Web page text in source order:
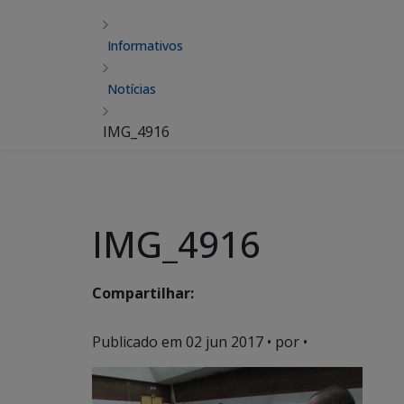
Informativos
Notícias
IMG_4916
IMG_4916
Compartilhar:
Publicado em 02 jun 2017 • por •